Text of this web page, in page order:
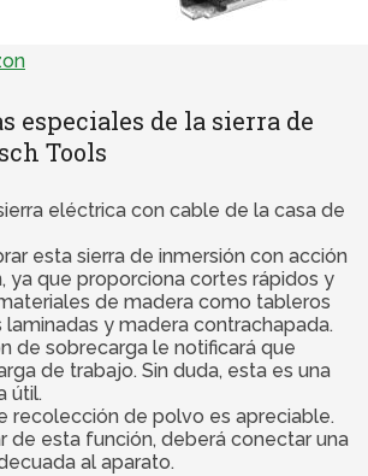
especiales de la sierra de
Tools
eléctrica con cable de la casa de
esta sierra de inmersión con acción
ya que proporciona cortes rápidos y
de madera como tableros
laminadas y madera contrachapada.
de sobrecarga le notificará que
de trabajo. Sin duda, esta es una
útil.
recolección de polvo es apreciable.
de esta función, deberá conectar una
al aparato.